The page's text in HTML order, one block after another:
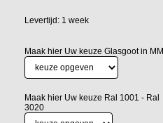
Levertijd: 1 week
Maak hier Uw keuze Glasgoot in MM
Maak hier Uw keuze Ral 1001 - Ral
3020